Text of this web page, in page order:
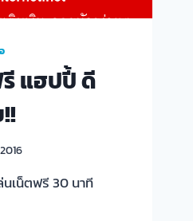
แฮปปี้ ดี
นเน็ตฟรี 30 นาที